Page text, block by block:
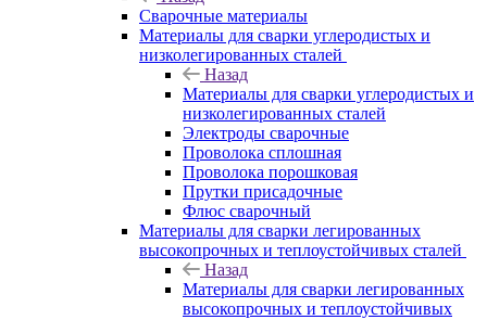
Сварочные материалы
Материалы для сварки углеродистых и
низколегированных сталей
Назад
Материалы для сварки углеродистых и
низколегированных сталей
Электроды сварочные
Проволока сплошная
Проволока порошковая
Прутки присадочные
Флюс сварочный
Материалы для сварки легированных
высокопрочных и теплоустойчивых сталей
Назад
Материалы для сварки легированных
высокопрочных и теплоустойчивых